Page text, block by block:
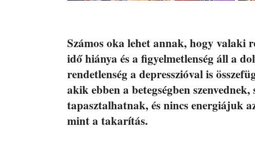
Számos oka lehet annak, hogy valaki
idő hiánya és a figyelmetlenség áll a
rendetlenség a depresszióval is
akik ebben a betegségben
tapasztalhatnak, és nincs energiájuk
mint a takarítás.